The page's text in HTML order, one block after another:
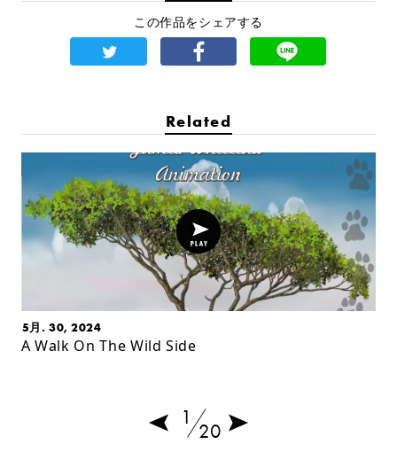
この作品をシェアする
Related
5月. 30, 2024
A Walk On The Wild Side
1
20